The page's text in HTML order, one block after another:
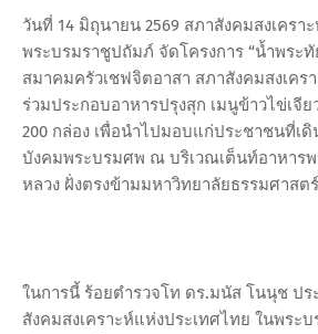
วันที่ 14 มิถุนายน 2569 สภาสังคมสงเครา
พระบรมราชูปถัมภ์ จัดโครงการ “น้ำพระ
สมาคมครัวเชฟจิตอาสา สภาสังคมสงเคร
ร่วมประกอบอาหารปรุงสุก เมนูข้าวไข่เจีย
200 กล่อง เพื่อนำไปมอบแก่ประชาชนที่เดิ
บังคมพระบรมศพ ณ บริเวณเต็นท์อาหาร
หลวง ฝั่งตรงข้ามมหาวิทยาลัยธรรมศาสตร์
ในการนี้ ร้อยตำรวจโท ดร.มนัส โนนุช ปร
สังคมสงเคราะห์แห่งประเทศไทย ในพระ